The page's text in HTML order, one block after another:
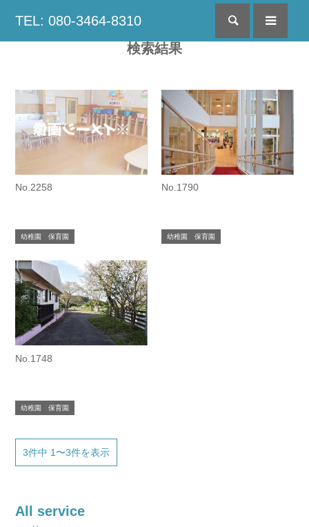
TEL: 080-3464-8310 検索
検索結果
No.2258
幼稚園 保育園
No.1790
幼稚園 保育園
No.1748
幼稚園 保育園
3件中 1〜3件を表示
All service